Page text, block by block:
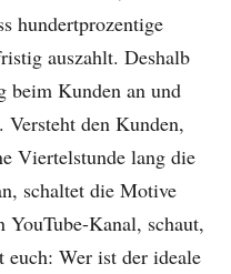
hundertprozentige
auszahlt. Deshalb
beim Kunden an und
den Kunden,
Viertelstunde lang die
schaltet die Motive
Kanal, schaut,
euch: Wer ist der ideale